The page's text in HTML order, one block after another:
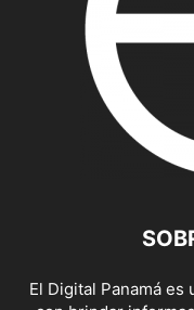
El Digital Panamá